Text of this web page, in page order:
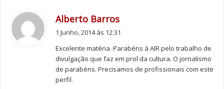
principais razões que leva os pacientes a esta clínica,
que se encontra de portas abertas há cerca de cinco
anos, mas “temos muitos casos de pessoas que nos
procuram por razões profissionais, nomeadamente
pessoas ligadas ao teatro, por moda, aqueles que se
sentem prejudicados pela fala de cabelo e outras por
Alberto Barros
:
1 Junho, 2014 às 12:31
Excelente matéria. Parabéns à AIR pelo trabalho de
divulgação que faz em prol da cultura. O jornalismo
de parabéns. Precisamos de profissionais com este
perfil.